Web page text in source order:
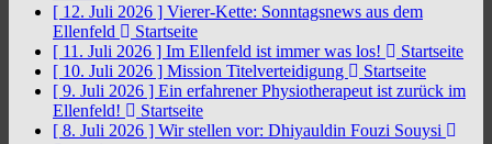
[ 12. Juli 2026 ] Vierer-Kette: Sonntagsnews aus dem
Ellenfeld
Startseite
[ 11. Juli 2026 ] Im Ellenfeld ist immer was los!
Startseite
[ 10. Juli 2026 ] Mission Titelverteidigung
Startseite
[ 9. Juli 2026 ] Ein erfahrener Physiotherapeut ist zurück im
Ellenfeld!
Startseite
[ 8. Juli 2026 ] Wir stellen vor: Dhiyauldin Fouzi Souysi